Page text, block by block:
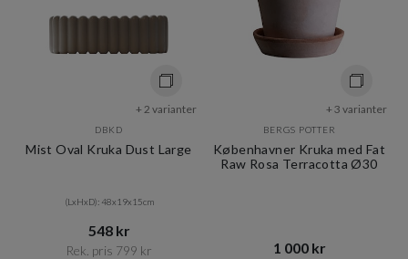
+ 2 varianter
DBKD
Mist Oval Kruka Dust Large
(LxHxD): 48x19x15cm
548 kr​​
Rek. pris 799 kr​​
+ 3 varianter
BERGS POTTER
Københavner Kruka med Fat
Raw Rosa Terracotta Ø30
1 000 kr​​